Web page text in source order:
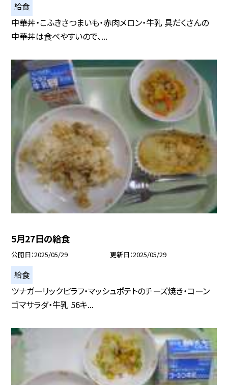
給食
中華丼・こふきさつまいも・赤肉メロン・牛乳 具だくさんの
中華丼は食べやすいので、...
5月27日の給食
公開日 2025/05/29 更新日 2025/05/29
給食
ツナガーリックピラフ・マッシュポテトのチーズ焼き・コーン
ゴマサラダ・牛乳 56キ...